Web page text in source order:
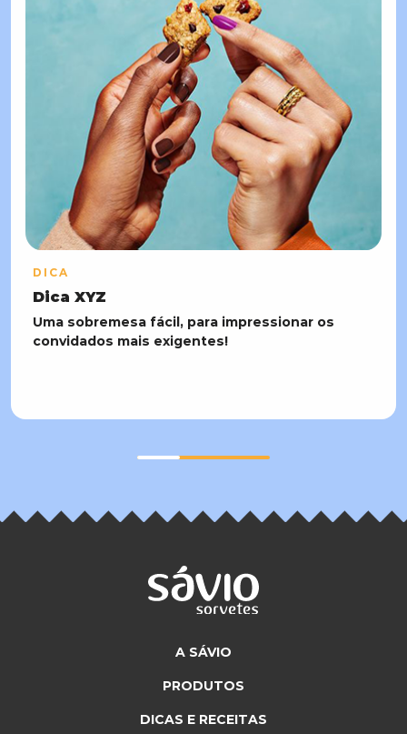
DICA
Dica XYZ
Uma sobremesa fácil, para impressionar os
convidados mais exigentes!
A SÁVIO
PRODUTOS
DICAS E RECEITAS